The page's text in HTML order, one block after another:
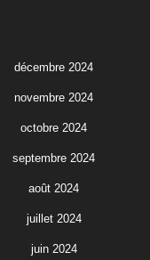
décembre 2024
novembre 2024
octobre 2024
septembre 2024
août 2024
juillet 2024
juin 2024